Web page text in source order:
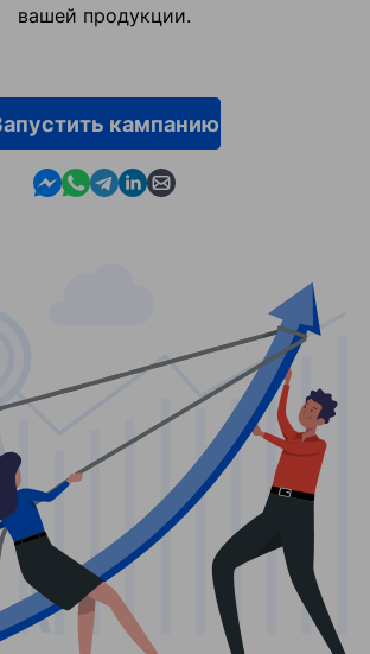
вашей продукции.
кампанию
Contact us in Messenger
Contact us in WhatsApp
Contact us in Telegram
Contact us in Linkedin
Contact us by email